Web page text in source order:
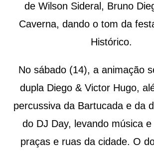
de Wilson Sideral, Bruno
Caverna, dando o tom da
Histórico.
No sábado (14), a animação
dupla Diego & Victor Hugo,
percussiva da Bartucada e da
do DJ Day, levando música
praças e ruas da cidade. O